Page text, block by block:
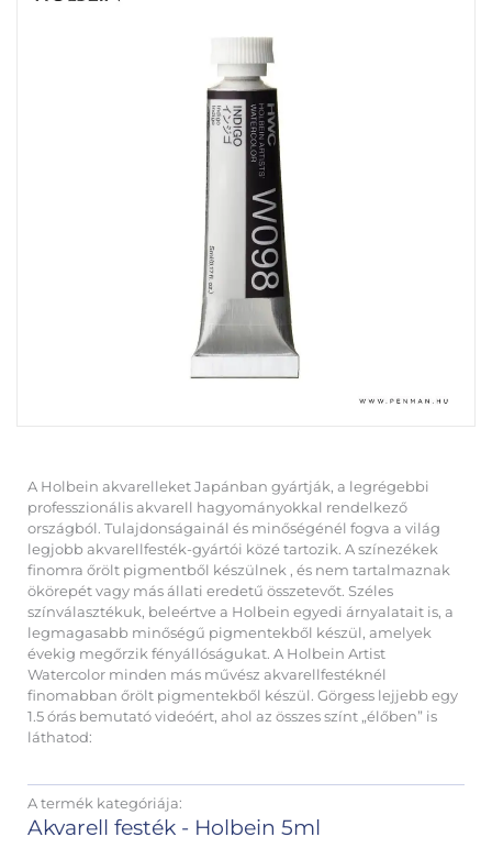
A Holbein akvarelleket Japánban gyártják, a legrégebbi
professzionális akvarell hagyományokkal rendelkező
országból. Tulajdonságainál és minőségénél fogva a világ
legjobb akvarellfesték-gyártói közé tartozik. A színezékek
finomra őrölt pigmentből készülnek , és nem tartalmaznak
ökörepét vagy más állati eredetű összetevőt. Széles
színválasztékuk, beleértve a Holbein egyedi árnyalatait is, a
legmagasabb minőségű pigmentekből készül, amelyek
évekig megőrzik fényállóságukat. A Holbein Artist
Watercolor minden más művész akvarellfestéknél
finomabban őrölt pigmentekből készül. Görgess lejjebb egy
1.5 órás bemutató videóért, ahol az összes színt „élőben” is
láthatod:
A termék kategóriája:
Akvarell festék - Holbein 5ml